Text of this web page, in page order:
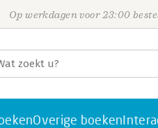
Op werkdagen voor 23:00
Overige boeken